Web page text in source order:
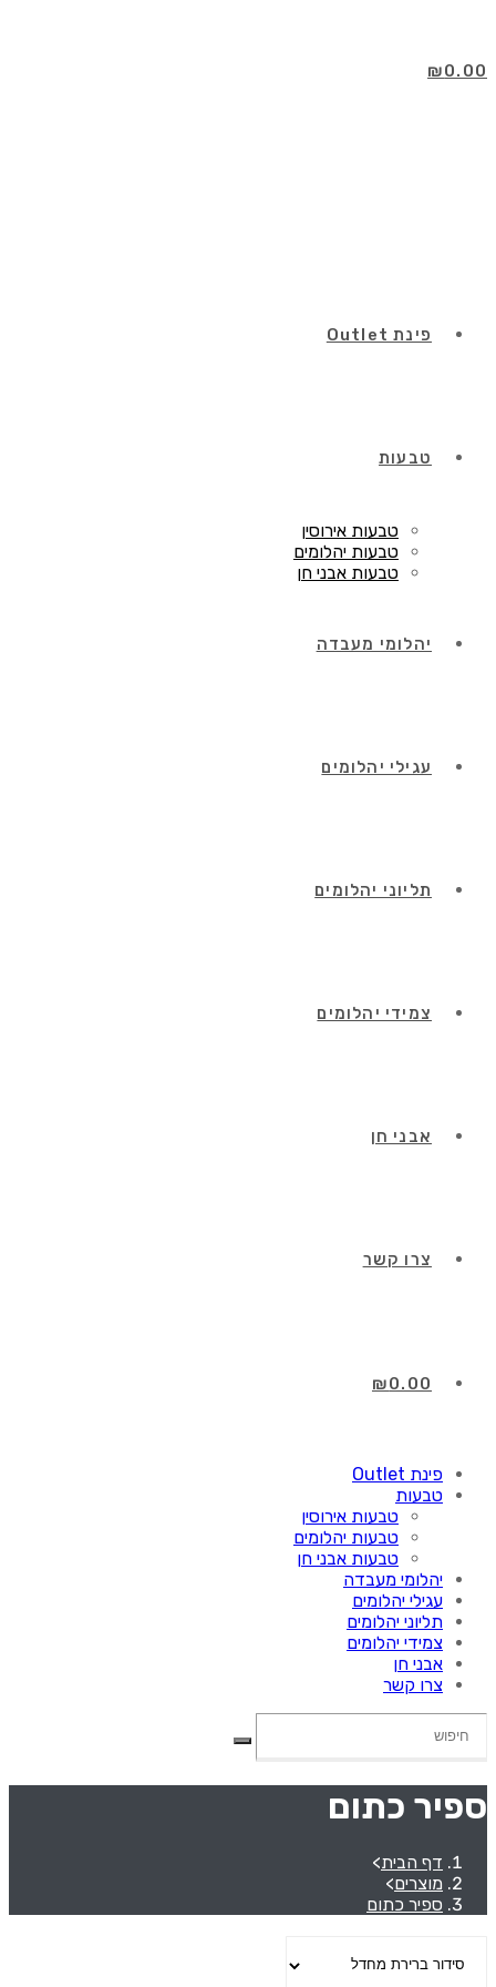
content
₪0.00
פינת Outlet
טבעות
טבעות אירוסין
טבעות יהלומים
טבעות אבני חן
יהלומי מעבדה
עגילי יהלומים
תליוני יהלומים
צמידי יהלומים
אבני חן
צרו קשר
₪0.00
פינת Outlet
טבעות
טבעות אירוסין
טבעות יהלומים
טבעות אבני חן
יהלומי מעבדה
עגילי יהלומים
תליוני יהלומים
צמידי יהלומים
אבני חן
צרו קשר
ספיר כתום
דף הבית>
מוצרים>
ספיר כתום